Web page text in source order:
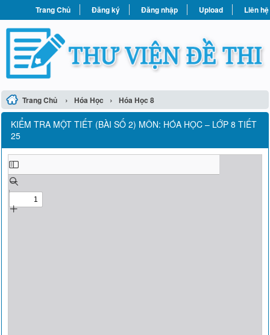
Trang Chủ Đăng ký Đăng nhập Upload Liên hệ
Trang Chủ › Hóa Học › Hóa Học 8
KIỂM TRA MỘT TIẾT (BÀI SỐ 2) MÔN: HÓA HỌC – LỚP 8 TIẾT
25